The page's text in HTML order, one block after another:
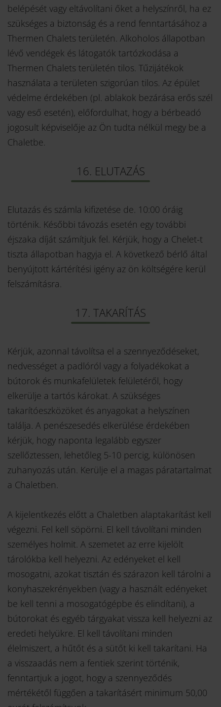
belépését vagy eltávolítani őket a helyszínről, ha ez
szükséges a biztonság és a rend fenntartásához a
Thermen Chalets területén. Alkoholos állapotban
lévő vendégek és látogatók tartózkodása a
Thermen Chalets területén tilos. Tűzijátékok
használata a területen szigorúan tilos. Az épület
védelme érdekében (pl. ablakok bezárása erős szél
vagy eső esetén), előfordulhat, hogy a bérbeadó
jogosult képviselője az Ön tudta nélkül megy be a
Chaletbe.
16. ELUTAZÁS
Elutazás és számla kifizetése de. 10:00 óráig
történik. Későbbi távozás esetén egy további
éjszaka díját számítjuk fel. Kérjük, hogy a Chelet-t
tiszta állapotban hagyja el. A következő bérlő által
benyújtott kártérítési igény az ön költségére kerül
felszámításra.
17. TAKARÍTÁS
Kérjük, azonnal távolítsa el a szennyeződéseket,
nedvességet a padlóról vagy a folyadékokat a
bútorok és munkafelületek felületéről, hogy
elkerülje a tartós károkat. A szükséges
takarítóeszközöket és anyagokat a helyszínen
találja. A penészesedés elkerülése érdekében
kérjük, hogy naponta legalább egyszer
szellőztessen, lehetőleg 5-10 percig, különösen
zuhanyozás után. Kerülje el a magas páratartalmat
a Chaletben.
A kijelentkezés előtt a Chaletben alaptakarítást kell
végezni. Fel kell söpörni. El kell távolítani minden
személyes holmit. A szemetet az erre kijelölt
tárolókba kell helyezni. Az edényeket el kell
mosogatni, azokat tisztán és szárazon kell tárolni a
konyhaszekrényekben (vagy a használt edényeket
be kell tenni a mosogatógépbe és elindítani), a
bútorokat és egyéb tárgyakat vissza kell helyezni az
eredeti helyükre. El kell távolítani minden
élelmiszert, a hűtőt és a sütőt ki kell takarítani. Ha
a visszaadás nem a fentiek szerint történik,
fenntartjuk a jogot, hogy a szennyeződés
mértékétől függően a takarításért minimum 50,00